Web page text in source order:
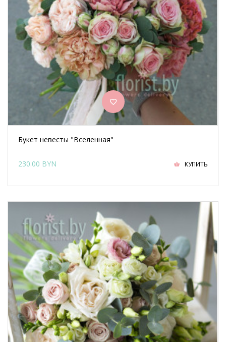
Букет невесты "Вселенная"
230.00 BYN КУПИТЬ